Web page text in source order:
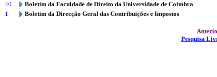
40
Boletim da Faculdade de Direito da Universidade de Coimbra
1
Boletim da Direcção Geral das Contribuições e Impostos
Pesquisa